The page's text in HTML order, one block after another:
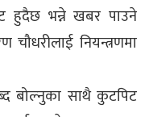
हुदैछ भन्ने खबर पाउने
नियन्त्रणमा
बोल्नुका साथै कुटपिट